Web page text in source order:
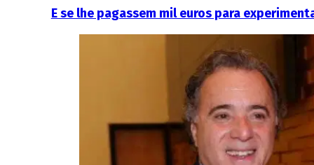
E se lhe pagassem mil euros para